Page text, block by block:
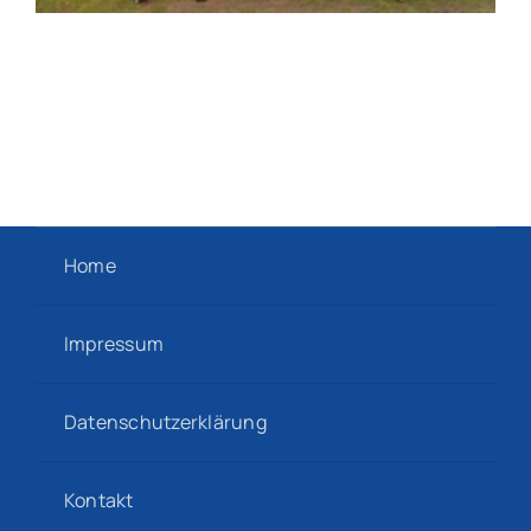
Home
Impressum
Datenschutzerklärung
Kontakt